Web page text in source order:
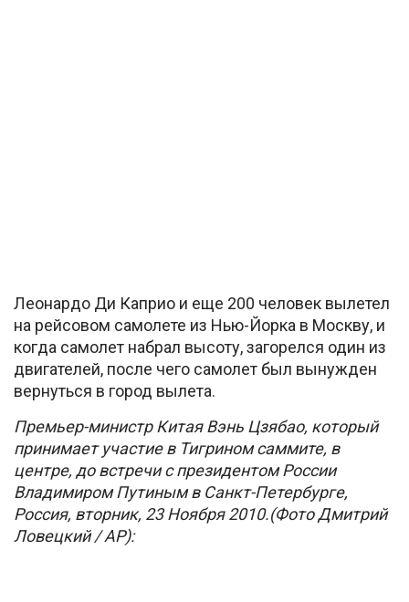
Леонардо Ди Каприо и еще 200 человек вылетел
на рейсовом самолете из Нью-Йорка в Москву, и
когда самолет набрал высоту, загорелся один из
двигателей, после чего самолет был вынужден
вернуться в город вылета.
Премьер-министр Китая Вэнь Цзябао, который
принимает участие в Тигрином саммите, в
центре, до встречи с президентом России
Владимиром Путиным в Санкт-Петербурге,
Россия, вторник, 23 Ноября 2010.(Фото Дмитрий
Ловецкий / AP):